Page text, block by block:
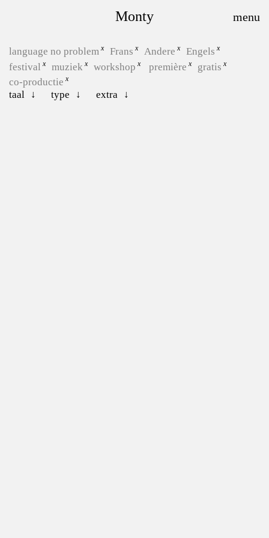
Monty
language no problem Frans Andere
Engels
festival
muziek workshop première
gratis
co-productie
taal
type extra